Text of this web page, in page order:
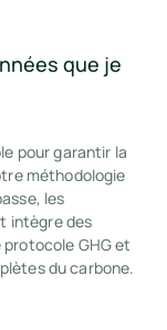
que je
pour garantir la
méthodologie
les
intègre des
GHG et
du carbone.